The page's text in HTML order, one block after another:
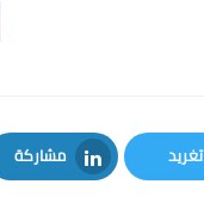
تغريد
Twitter
مشاركة
LinkedIn